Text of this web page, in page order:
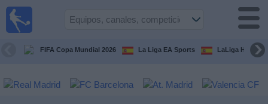
FIFA Copa Mundial 2026 La Liga EA Sports LaLiga
Guía de
Televisados